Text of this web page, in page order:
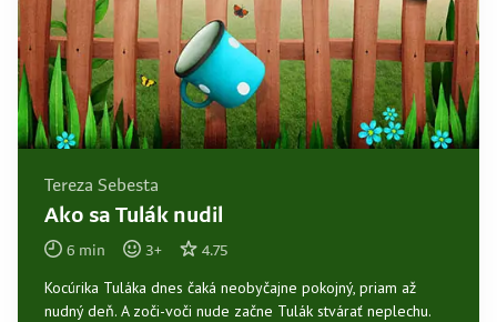
Tereza Sebesta
Ako sa Tulák nudil
6 min 3+ 4.75
Kocúrika Tuláka dnes čaká neobyčajne pokojný, priam až
nudný deň. A zoči-voči nude začne Tulák stvárať neplechu.